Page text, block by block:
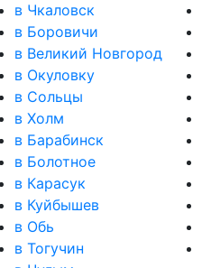
в Чкаловск
в Боровичи
в Великий Новгород
в Окуловку
в Сольцы
в Холм
в Барабинск
в Болотное
в Карасук
в Куйбышев
в Обь
в Тогучин